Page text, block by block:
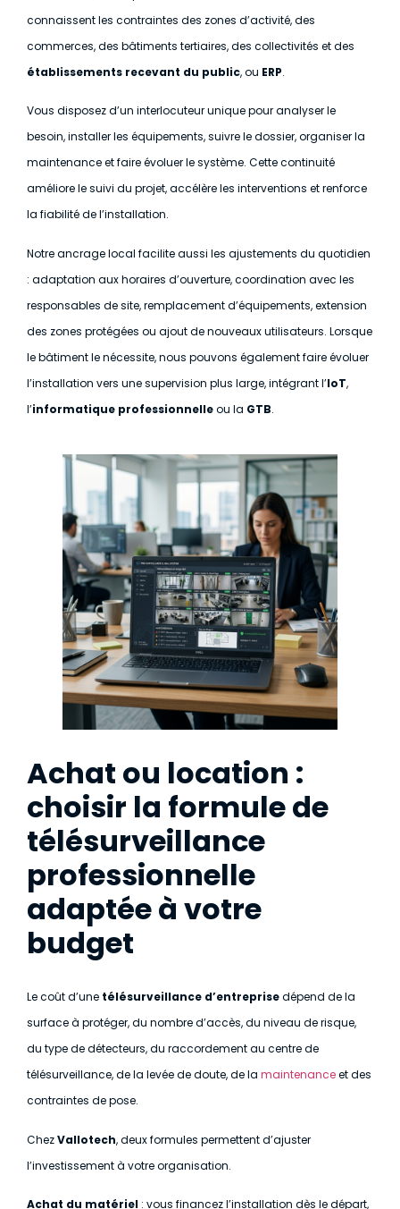
connaissent les contraintes des zones d’activité, des
commerces, des bâtiments tertiaires, des collectivités et des
établissements recevant du public, ou ERP.
Vous disposez d’un interlocuteur unique pour analyser le
besoin, installer les équipements, suivre le dossier, organiser la
maintenance et faire évoluer le système. Cette continuité
améliore le suivi du projet, accélère les interventions et renforce
la fiabilité de l’installation.
Notre ancrage local facilite aussi les ajustements du quotidien
: adaptation aux horaires d’ouverture, coordination avec les
responsables de site, remplacement d’équipements, extension
des zones protégées ou ajout de nouveaux utilisateurs. Lorsque
le bâtiment le nécessite, nous pouvons également faire évoluer
l’installation vers une supervision plus large, intégrant l’IoT,
l’informatique professionnelleou la GTB.
Achat ou location :
choisir la formule de
télésurveillance
professionnelle
adaptée à votre
budget
Le coût d’une télésurveillance d’entreprisedépend de la
surface à protéger, du nombre d’accès, du niveau de risque,
du type de détecteurs, du raccordement au centre de
télésurveillance, de la levée de doute, de la maintenanceet des
contraintes de pose.
ChezVallotech, deux formules permettent d’ajuster
l’investissement à votre organisation.
Achat du matériel : vous financez l’installation dès le départ,